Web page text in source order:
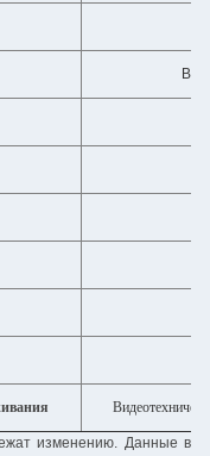
изменению. Данные в